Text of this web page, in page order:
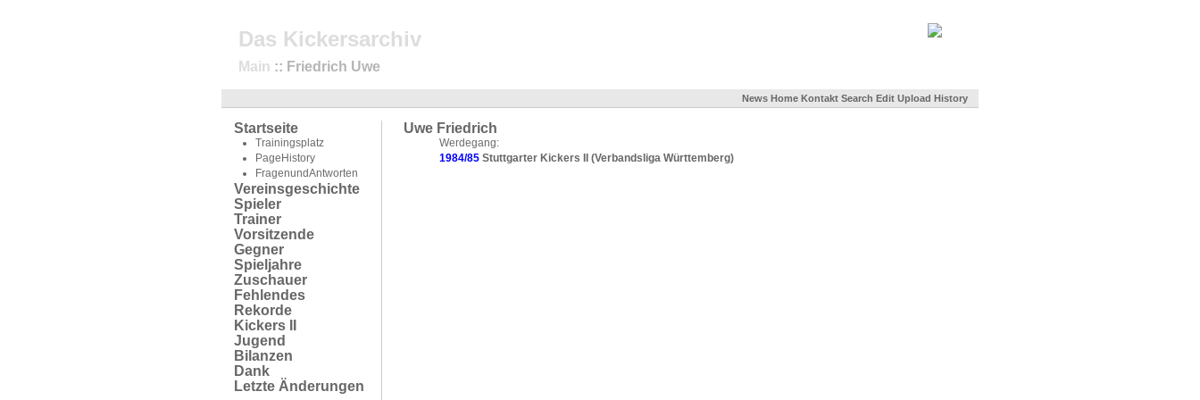
Das Kickersarchiv
Main :: Friedrich Uwe
News Home Kontakt Search Edit Upload History
Startseite
Trainingsplatz
PageHistory
FragenundAntworten
Vereinsgeschichte
Spieler
Trainer
Vorsitzende
Gegner
Spieljahre
Zuschauer
Fehlendes
Rekorde
Kickers II
Jugend
Bilanzen
Dank
Letzte Änderungen
Uwe Friedrich
Werdegang:
1984/85 Stuttgarter Kickers II (Verbandsliga Württemberg)